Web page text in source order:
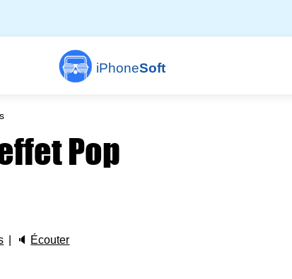
iPhoneSoft
Pop
🔈 Écouter